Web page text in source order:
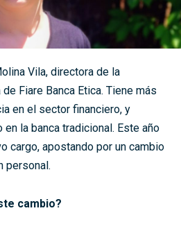
Vila, directora de la
Fiare Banca Etica. Tiene más
en el sector financiero, y
en la banca tradicional. Este año
cargo, apostando por un cambio
personal.
cambio?